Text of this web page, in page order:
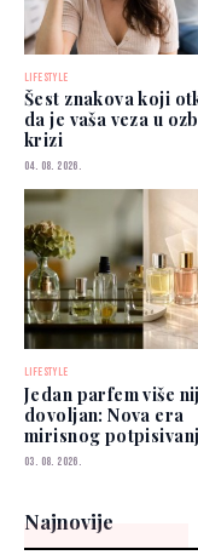
LIFESTYLE
Šest znakova koji
da je vaša veza u
krizi
04. 08. 2026.
LIFESTYLE
Jedan parfem više
dovoljan: Nova era
mirisnog
03. 08. 2026.
Najnovije